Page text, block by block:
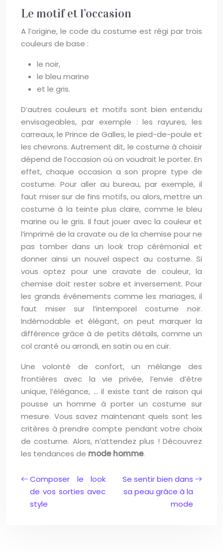
Le motif et l’occasion
A l’origine, le code du costume est régi par trois
couleurs de base :
le noir,
le bleu marine
et le gris.
D’autres couleurs et motifs sont bien entendu
envisageables, par exemple : les rayures, les
carreaux, le Prince de Galles, le pied-de-poule et
les chevrons. Autrement dit, le costume à choisir
dépend de l’occasion où on voudrait le porter. En
effet, chaque occasion a son propre type de
costume. Pour aller au bureau, par exemple, il
faut miser sur de fins motifs, ou alors, mettre un
costume à la teinte plus claire, comme le bleu
marine ou le gris. Il faut jouer avec la couleur et
l’imprimé de la cravate ou de la chemise pour ne
pas tomber dans un look trop cérémonial et
donner ainsi un nouvel aspect au costume. Si
vous optez pour une cravate de couleur, la
chemise doit rester sobre et inversement. Pour
les grands événements comme les mariages, il
faut miser sur l’intemporel costume noir.
Indémodable et élégant, on peut marquer la
différence grâce à de petits détails, comme un
col cranté ou arrondi, en satin ou en cuir.
Une volonté de confort, un mélange des
frontières avec la vie privée, l’envie d’être
unique, l’élégance, … il existe tant de raison qui
pousse un homme à porter un costume sur
mesure. Vous savez maintenant quels sont les
critères à prendre compte pendant votre choix
de costume. Alors, n’attendez plus ! Découvrez
les tendances de mode homme.
Composer le look
de vos sorties avec
style
Se sentir bien dans
sa peau grâce à la
mode